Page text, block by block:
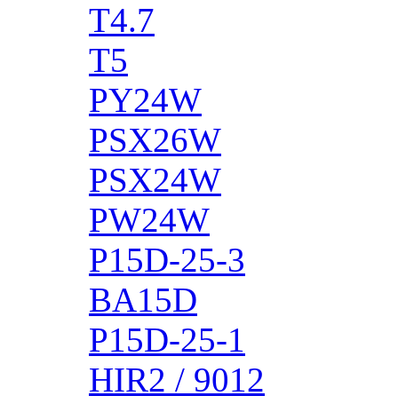
T4.7
T5
PY24W
PSX26W
PSX24W
PW24W
P15D-25-3
BA15D
P15D-25-1
HIR2 / 9012